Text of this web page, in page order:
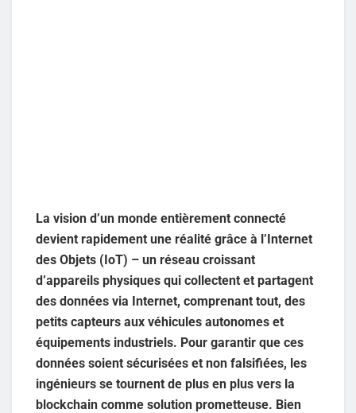
La vision d’un monde entièrement connecté
devient rapidement une réalité grâce à l’Internet
des Objets (IoT) – un réseau croissant
d’appareils physiques qui collectent et partagent
des données via Internet, comprenant tout, des
petits capteurs aux véhicules autonomes et
équipements industriels. Pour garantir que ces
données soient sécurisées et non falsifiées, les
ingénieurs se tournent de plus en plus vers la
blockchain comme solution prometteuse. Bien